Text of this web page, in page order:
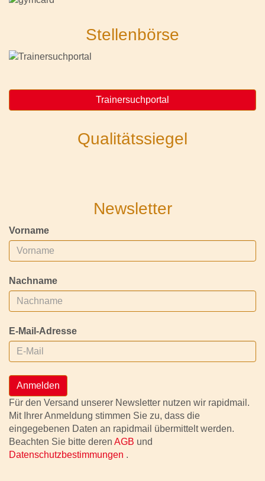
Stellenbörse
Trainersuchportal
Qualitätssiegel
Newsletter
Vorname
Nachname
E-Mail-Adresse
Anmelden
Für den Versand unserer Newsletter nutzen wir rapidmail.
Mit Ihrer Anmeldung stimmen Sie zu, dass die
eingegebenen Daten an rapidmail übermittelt werden.
Beachten Sie bitte deren AGB und
Datenschutzbestimmungen .